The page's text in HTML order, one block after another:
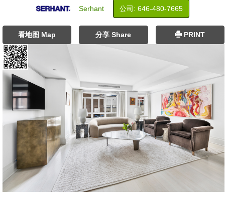
Serhant 公司: ‍646-480-7665
看地图 Map 分享 Share PRINT